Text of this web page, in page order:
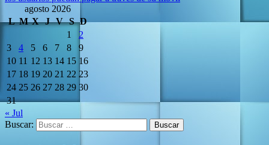
agosto 2026
L M X J V S D
1
2
3
4 5 6 7 8
9
10 11 12 13 14 15 16
17 18 19 20 21 22 23
24 25 26 27 28 29 30
31
« Jul
Buscar: